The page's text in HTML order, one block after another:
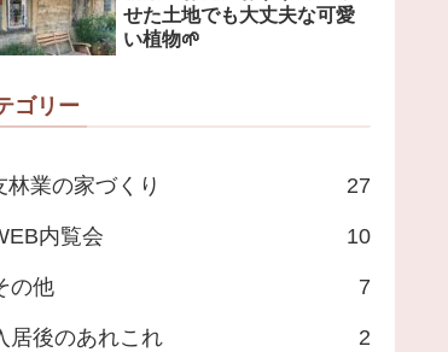
せた土地でも大丈夫な可愛
い植物🌱
ゴリー
林業の家づくり 27
内覧会 10
の他 7
居後のあれこれ 2